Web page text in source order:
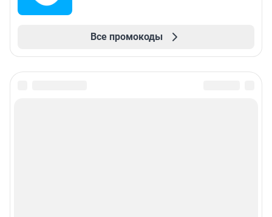
Все промокоды